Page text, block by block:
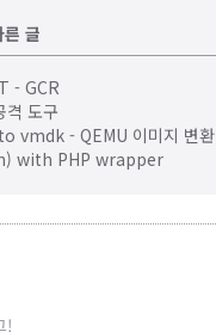
글
- GCR
도구
vmdk - QEMU 이미지 변환
with PHP wrapper
!